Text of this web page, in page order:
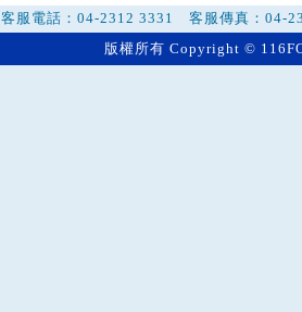
客服電話：04-2312 3331 客服傳真：
版權所有 Copyright ©